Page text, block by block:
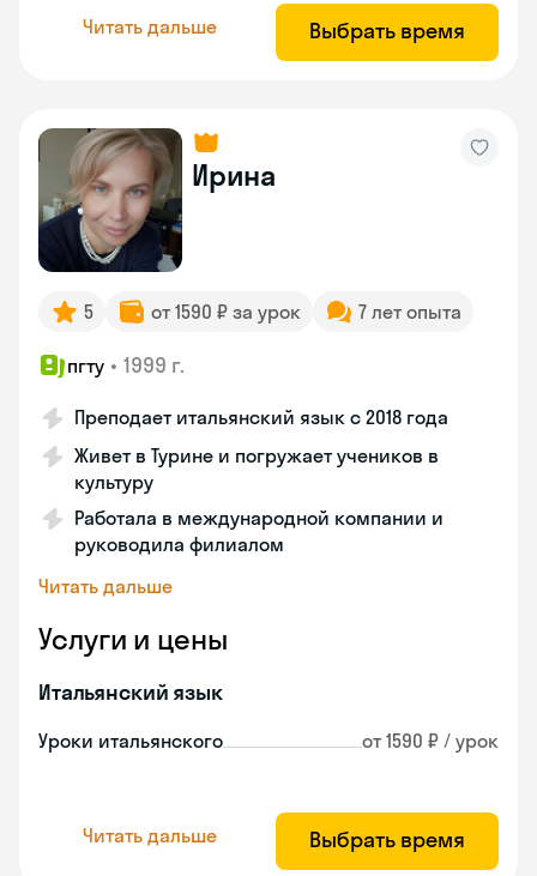
Читать дальше Выбрать время
Ирина
5 от 1590 ₽ за урок 7 лет опыта
пгту • 1999 г.
Преподает итальянский язык с 2018 года
Живет в Турине и погружает учеников в
культуру
Работала в международной компании и
руководила филиалом
Читать дальше
Услуги и цены
Итальянский язык
Уроки итальянского от 1590 ₽ / урок
Читать дальше Выбрать время